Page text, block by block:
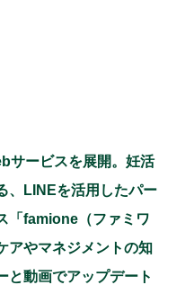
サービスを展開。妊活
、LINEを活用したパー
「famione（ファミワ
アやマネジメントの知
と動画でアップデート